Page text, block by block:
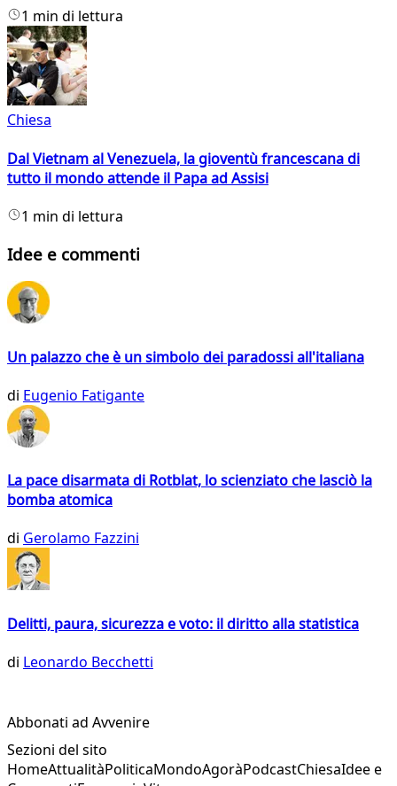
1 min di lettura
Chiesa
Dal Vietnam al Venezuela, la gioventù francescana di
tutto il mondo attende il Papa ad Assisi
1 min di lettura
Idee e commenti
Un palazzo che è un simbolo dei paradossi all'italiana
di Eugenio Fatigante
La pace disarmata di Rotblat, lo scienziato che lasciò la
bomba atomica
di Gerolamo Fazzini
Delitti, paura, sicurezza e voto: il diritto alla statistica
di Leonardo Becchetti
Abbonati ad Avvenire
Sezioni del sito
HomeAttualitàPoliticaMondoAgoràPodcastChiesaIdee e